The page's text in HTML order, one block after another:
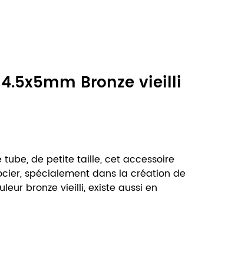
Bronze vieilli
de petite taille, cet accessoire
spécialement dans la création de
bronze vieilli, existe aussi en